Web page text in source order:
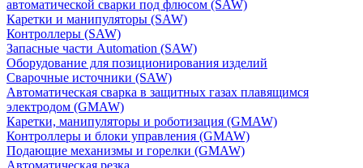
автоматической сварки под флюсом (SAW)
Каретки и манипуляторы (SAW)
Контроллеры (SAW)
Запасные части Automation (SAW)
Оборудование для позиционирования изделий
Сварочные источники (SAW)
Автоматическая сварка в защитных газах плавящимся
электродом (GMAW)
Каретки, манипуляторы и роботизация (GMAW)
Контроллеры и блоки управления (GMAW)
Подающие механизмы и горелки (GMAW)
Автоматическая резка